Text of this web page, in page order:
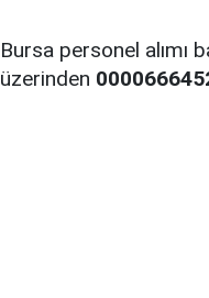
Bursa personel alımı
üzerinden